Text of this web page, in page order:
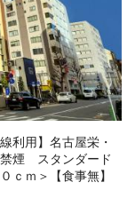
利用】名古屋
煙 スタンダード
【食事無】